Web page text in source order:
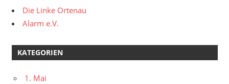
Die Linke Ortenau
Alarm e.V.
KATEGORIEN
1. Mai